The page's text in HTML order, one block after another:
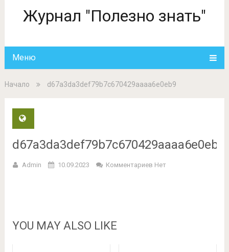
Журнал "Полезно знать"
Меню
Начало d67a3da3def79b7c670429aaaa6e0eb9
d67a3da3def79b7c670429aaaa6e0eb9
Admin 10.09.2023 Комментариев Нет
YOU MAY ALSO LIKE